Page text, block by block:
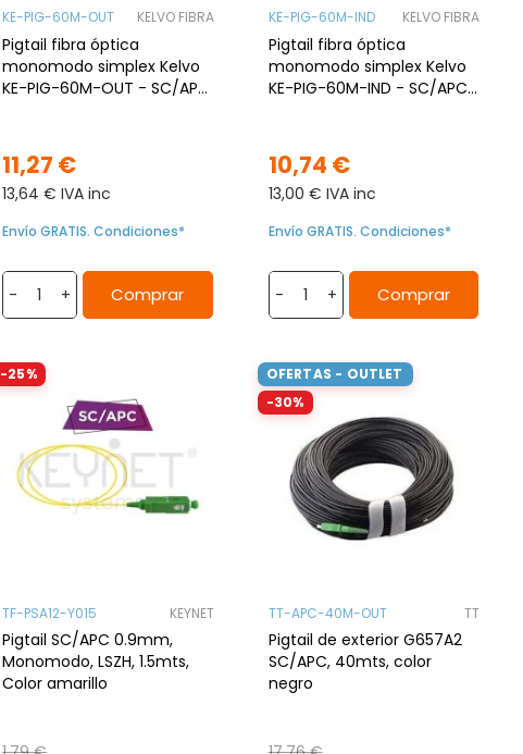
KE-PIG-60M-OUT KELVO FIBRA
Pigtail fibra óptica
monomodo simplex Kelvo
KE-PIG-60M-OUT - SC/APC,
11,27 €
13,64 € IVA inc
Envío GRATIS. Condiciones*
- + Comprar
KE-PIG-60M-IND KELVO FIBRA
Pigtail fibra óptica
monomodo simplex Kelvo
KE-PIG-60M-IND - SC/APC,
10,74 €
13,00 € IVA inc
Envío GRATIS. Condiciones*
- + Comprar
-25%
TF-PSA12-Y015 KEYNET
Pigtail SC/APC 0.9mm,
Monomodo, LSZH, 1.5mts,
Color amarillo
OFERTAS - OUTLET
-30%
TT-APC-40M-OUT TT
Pigtail de exterior G657A2
SC/APC, 40mts, color
negro